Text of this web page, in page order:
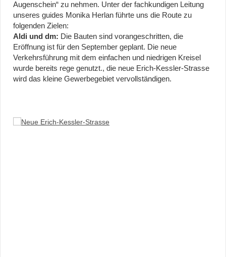
Augenschein“ zu nehmen. Unter der fachkundigen Leitung
unseres guides Monika Herlan führte uns die Route zu
folgenden Zielen:
Aldi und dm: Die Bauten sind vorangeschritten, die
Eröffnung ist für den September geplant. Die neue
Verkehrsführung mit dem einfachen und niedrigen Kreisel
wurde bereits rege genutzt., die neue Erich-Kessler-Strasse
wird das kleine Gewerbegebiet vervollständigen.